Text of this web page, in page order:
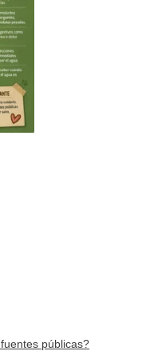
públicas?